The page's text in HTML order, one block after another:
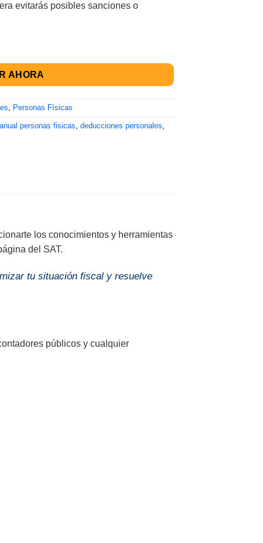
evitarás posibles sanciones o
AHORA
Personas Físicas
personas fisicas deducciones personales
los conocimientos y herramientas
del SAT.
tu situación fiscal y resuelve
públicos y cualquier